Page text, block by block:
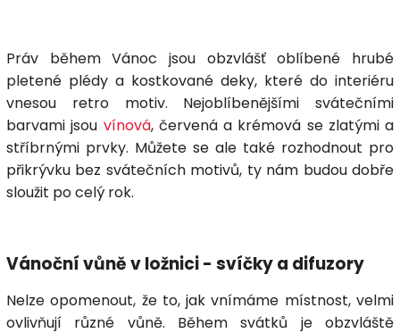
Práv během Vánoc jsou obzvlášť oblíbené hrubé
pletené plédy a kostkované deky, které do interiéru
vnesou retro motiv. Nejoblíbenějšími svátečními
barvami jsou vínová, červená a krémová se zlatými a
stříbrnými prvky. Můžete se ale také rozhodnout pro
přikrývku bez svátečních motivů, ty nám budou dobře
sloužit po celý rok.
Vánoční vůně v ložnici - svíčky a difuzory
Nelze opomenout, že to, jak vnímáme místnost, velmi
ovlivňují různé vůně. Během svátků je obzvláště